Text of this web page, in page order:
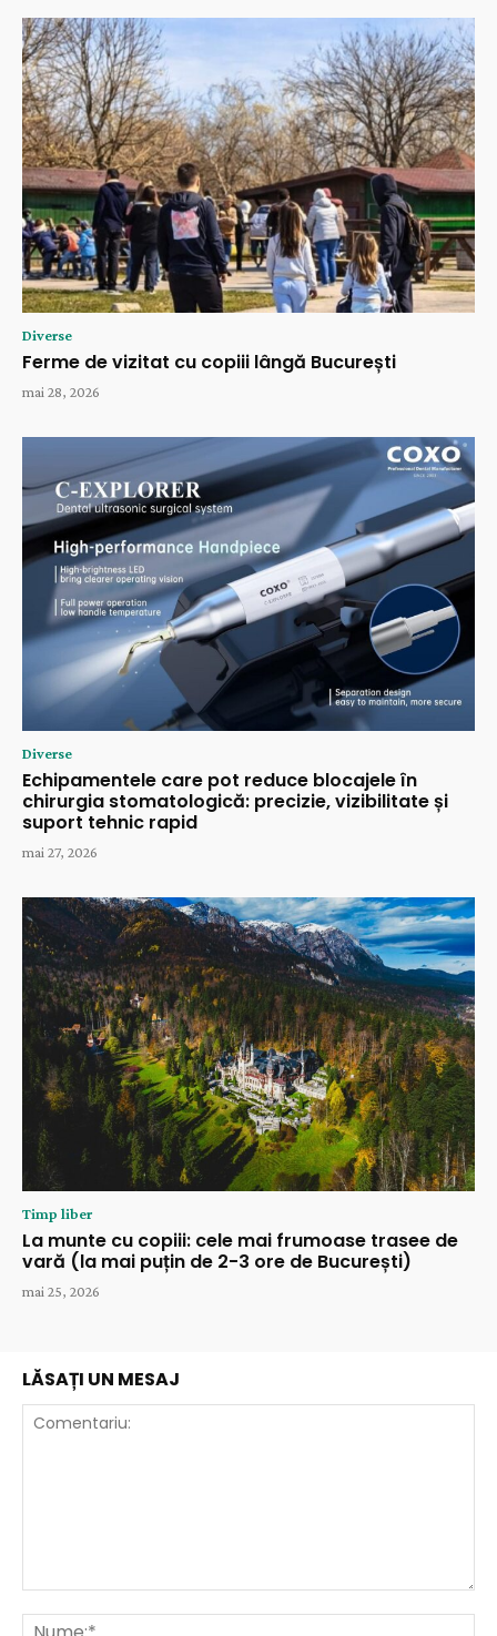
Diverse
Ferme de vizitat cu copiii lângă București
mai 28, 2026
Diverse
Echipamentele care pot reduce blocajele în
chirurgia stomatologică: precizie, vizibilitate și
suport tehnic rapid
mai 27, 2026
Timp liber
La munte cu copiii: cele mai frumoase trasee de
vară (la mai puțin de 2-3 ore de București)
mai 25, 2026
LĂSAȚI UN MESAJ